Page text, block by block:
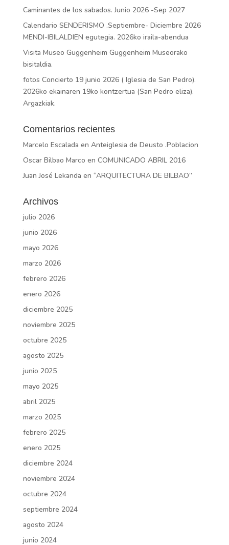
Caminantes de los sabados. Junio 2026 -Sep 2027
Calendario SENDERISMO .Septiembre- Diciembre 2026
MENDI-IBILALDIEN egutegia. 2026ko iraila-abendua
Visita Museo Guggenheim Guggenheim Museorako
bisitaldia.
fotos Concierto 19 junio 2026 ( Iglesia de San Pedro).
2026ko ekainaren 19ko kontzertua (San Pedro eliza).
Argazkiak.
Comentarios recientes
Marcelo Escalada en Anteiglesia de Deusto .Poblacion
Oscar Bilbao Marco en COMUNICADO ABRIL 2016
Juan José Lekanda en “ARQUITECTURA DE BILBAO”
Archivos
julio 2026
junio 2026
mayo 2026
marzo 2026
febrero 2026
enero 2026
diciembre 2025
noviembre 2025
octubre 2025
agosto 2025
junio 2025
mayo 2025
abril 2025
marzo 2025
febrero 2025
enero 2025
diciembre 2024
noviembre 2024
octubre 2024
septiembre 2024
agosto 2024
junio 2024